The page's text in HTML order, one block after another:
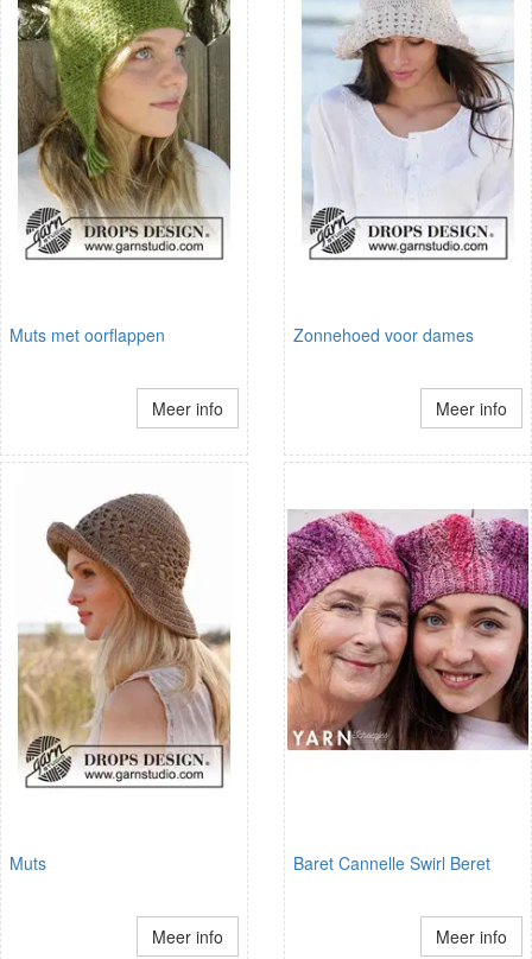
Muts met oorflappen
Meer info
Zonnehoed voor dames
Meer info
Muts
Meer info
Baret Cannelle Swirl Beret
Meer info